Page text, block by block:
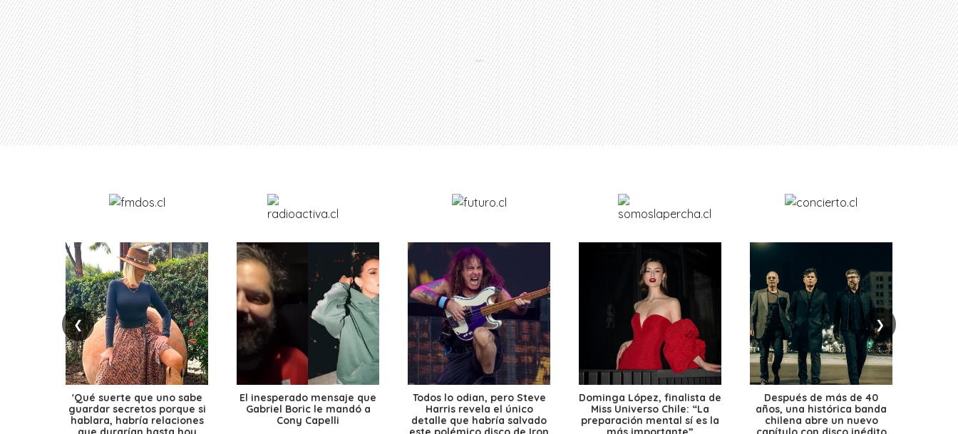
❮ ❯
'Qué suerte que uno sabe
guardar secretos porque si
hablara, habría relaciones
El inesperado mensaje que
Gabriel Boric le mandó a
Cony Capelli
Todos lo odian, pero Steve
Harris revela el único
detalle que habría salvado
Dominga López, finalista de
Miss Universo Chile: “La
preparación mental sí es la
Después de más de 40
años, una histórica banda
chilena abre un nuevo